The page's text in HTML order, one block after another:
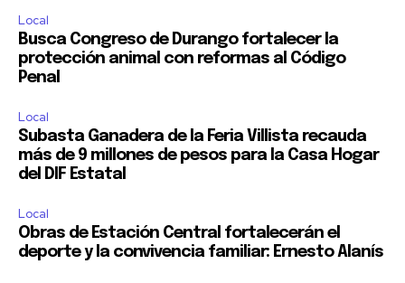
Local
Busca Congreso de Durango fortalecer la
protección animal con reformas al Código
Penal
Local
Subasta Ganadera de la Feria Villista recauda
más de 9 millones de pesos para la Casa Hogar
del DIF Estatal
Local
Obras de Estación Central fortalecerán el
deporte y la convivencia familiar: Ernesto Alanís